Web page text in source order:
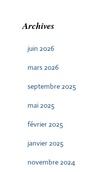
Archives
juin 2026
mars 2026
septembre 2025
mai 2025
février 2025
janvier 2025
novembre 2024